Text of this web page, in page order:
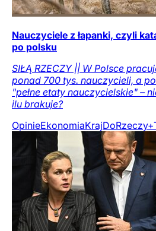
Nauczyciele z łapanki, czyli
po polsku
SIŁĄ RZECZY || W Polsce
ponad 700 tys. nauczycieli, a
"pełne etaty nauczycielskie" –
ilu brakuje?
OpinieEkonomiaKrajDoRzeczy+